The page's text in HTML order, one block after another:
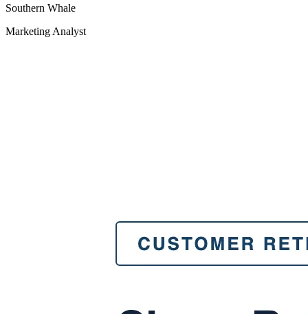
Southern Whale
Marketing Analyst